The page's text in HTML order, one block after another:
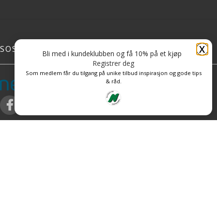
SOSIALE MEDIER X
Bli med i kundeklubben og få 10% på et kjøp
Registrer deg
Som medlem får du tilgang på unike tilbud inspirasjon og gode tips
& råd.